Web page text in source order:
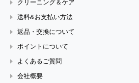
クリーニング＆ケア
送料&お支払い方法
返品・交換について
ポイントについて
よくあるご質問
会社概要